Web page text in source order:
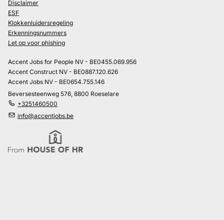
Disclaimer
ESF
Klokkenluidersregeling
Erkenningsnummers
Let op voor phishing
Accent Jobs for People NV - BE0455.069.956
Accent Construct NV - BE0887.120.626
Accent Jobs NV - BE0654.755.146
Beversesteenweg 576, 8800 Roeselare
+3251460500
info@accentjobs.be